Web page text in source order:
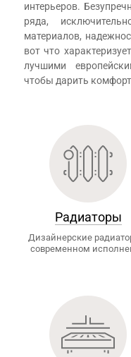
интерьеров.
ряда,
материалов,
вот что
лучшими
чтобы дарить комфорт
Радиаторы
Дизайнерские
современном